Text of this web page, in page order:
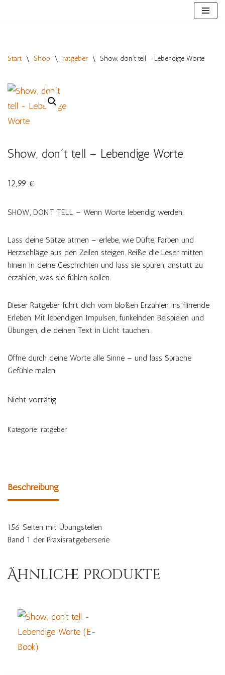
springen
Start \ Shop \ ratgeber \ Show, don´t tell – Lebendige Worte
Show, don´t tell – Lebendige Worte
12,99 €
SHOW, DON’T TELL – Wenn Worte lebendig werden.
Lass deine Sätze atmen – erlebe, wie Düfte, Farben und
Herzschläge aus den Zeilen steigen. Reiße die Leser mitten
hinein in deine Geschichten und lass sie spüren, anstatt zu
erzählen, was sie fühlen sollen.
Dieser Ratgeber führt dich vom bloßen Erzählen ins flirrende
Erleben. Mit lebendigen Impulsen, funkelnden Beispielen und
Übungen, die deinen Text in Licht tauchen.
Öffne durch deine Worte alle Sinne – und lass Sprache
Gefühle malen.
Nicht vorrätig
Kategorie: ratgeber
Beschreibung
156 Seiten mit Übungsteilen
Band 1 der Praxisratgeberserie
Ähnliche Produkte